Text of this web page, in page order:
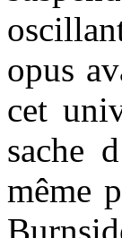
opus
cet
sache
même